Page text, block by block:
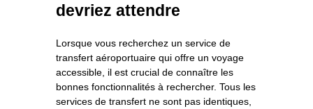
devriez attendre
Lorsque vous recherchez un service de
transfert aéroportuaire qui offre un voyage
accessible, il est crucial de connaître les
bonnes fonctionnalités à rechercher. Tous les
services de transfert ne sont pas identiques,